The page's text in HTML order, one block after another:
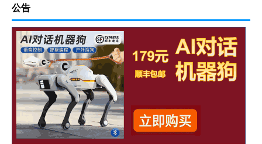
公告